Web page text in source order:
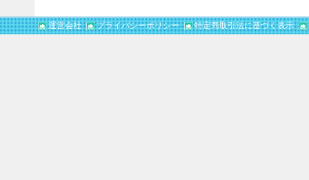
運営会社 プライバシーポリシー 特定商取引法に基づく表示